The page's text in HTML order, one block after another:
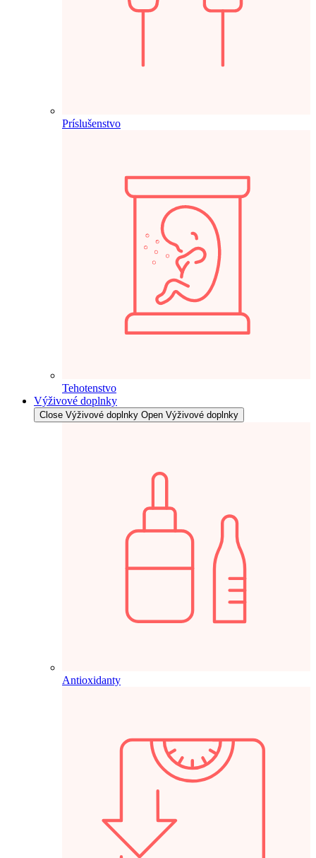
Príslušenstvo
Tehotenstvo
Výživové doplnky
Close Výživové doplnky Open Výživové doplnky
Antioxidanty